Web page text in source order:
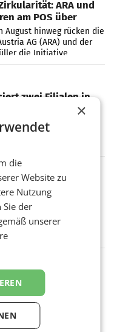
ARA und
am POS über
August hinweg rücken die
AG (ARA) und der
die Initiative
in allen österreichischen
zwei Filialen in
Filialen in Nieder- und
Standorte liegen
Wechsel: Jürgen
auf Adeg
Die geplante
Adeg und dem
Jürgen Albrecht ist
Die
und der
im Juli: Leapmotor
und
100.000er-Marke
Leapmotor einen
und lieferte weltweit
womit sich das
×
die
Website zu
Nutzung
Sie der
unserer